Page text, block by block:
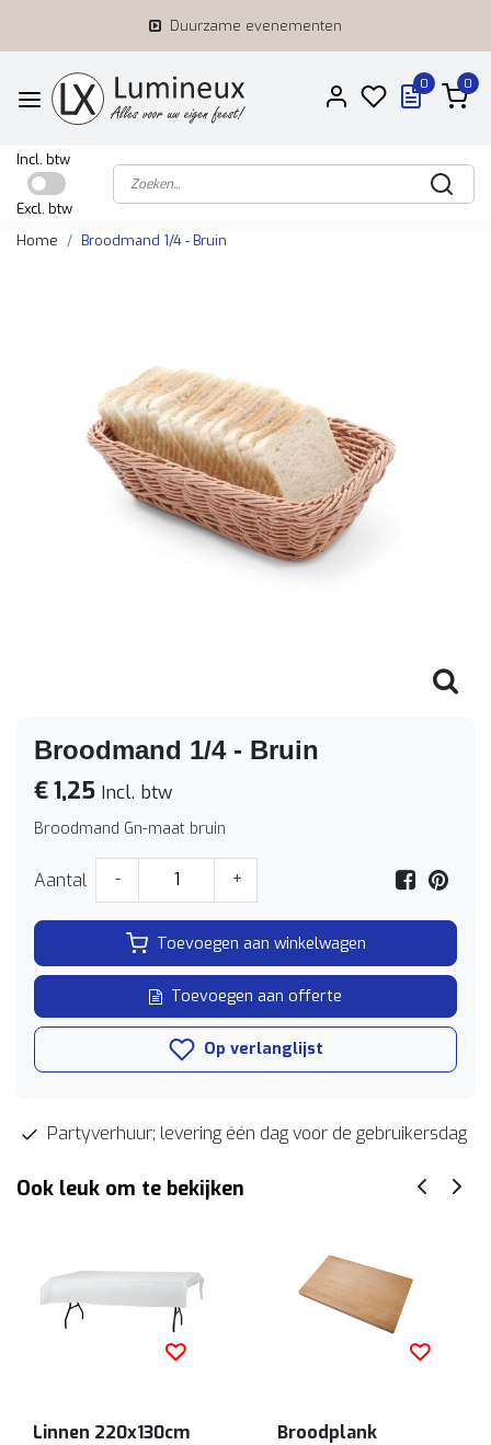
Duurzame evenementen
0 0
Incl. btw
Excl. btw
Home
Broodmand 1/4 - Bruin
Broodmand 1/4 - Bruin
€ 1,25 Incl. btw
Broodmand Gn-maat bruin
Aantal - +
Toevoegen aan winkelwagen
Toevoegen aan offerte
Op verlanglijst
Partyverhuur; levering één dag voor de gebruikersdag
Ook leuk om te bekijken
Linnen 220x130cm
Broodplank